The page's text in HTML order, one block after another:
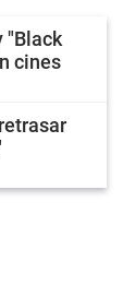
"Black
cines